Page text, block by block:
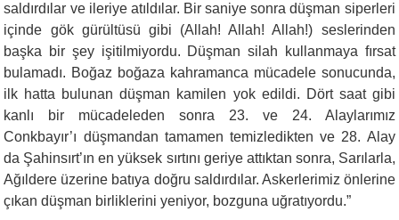
saldırdılar ve ileriye atıldılar. Bir saniye sonra düşman siperleri
içinde gök gürültüsü gibi (Allah! Allah! Allah!) seslerinden
başka bir şey işitilmiyordu. Düşman silah kullanmaya fırsat
bulamadı. Boğaz boğaza kahramanca mücadele sonucunda,
ilk hatta bulunan düşman kamilen yok edildi. Dört saat gibi
kanlı bir mücadeleden sonra 23. ve 24. Alaylarımız
Conkbayır’ı düşmandan tamamen temizledikten ve 28. Alay
da Şahinsırt’ın en yüksek sırtını geriye attıktan sonra, Sarılarla,
Ağıldere üzerine batıya doğru saldırdılar. Askerlerimiz önlerine
çıkan düşman birliklerini yeniyor, bozguna uğratıyordu.”